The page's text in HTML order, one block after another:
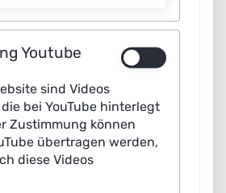
Klimaschutz und
Westfalen
Staatsbank für
Württemberg
31.12.2029
Youtube
sind Videos
bei YouTube hinterlegt
Zustimmung können
übertragen werden,
diese Videos